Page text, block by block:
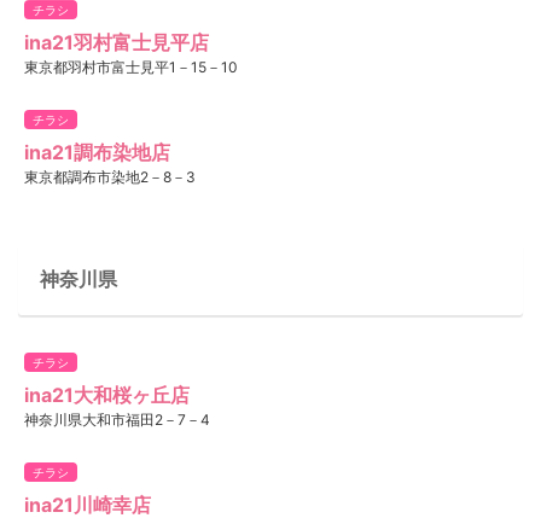
チラシ
ina21羽村富士見平店
東京都羽村市富士見平1－15－10
チラシ
ina21調布染地店
東京都調布市染地2－8－3
神奈川県
チラシ
ina21大和桜ヶ丘店
神奈川県大和市福田2－7－4
チラシ
ina21川崎幸店